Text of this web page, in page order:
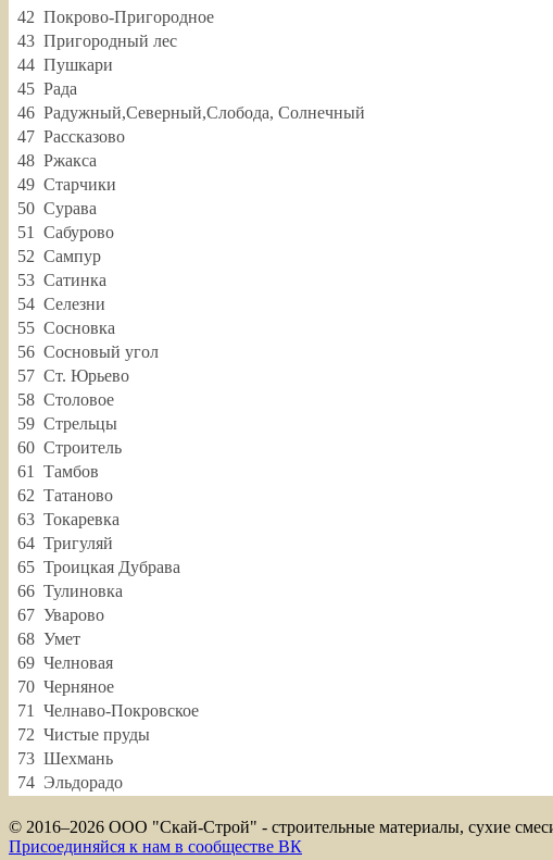
42 Покрово-Пригородное
43 Пригородный лес
44 Пушкари
45 Рада
46 Радужный,Северный,Слобода, Солнечный
47 Рассказово
48 Ржакса
49 Старчики
50 Сурава
51
Сабурово
52 Сампур
53 Сатинка
54 Селезни
55 Сосновка
56 Сосновый угол
57 Ст. Юрьево
58 Столовое
59 Стрельцы
60 Строитель
61
Тамбов
62 Татаново
63 Токаревка
64 Тригуляй
65 Троицкая Дубрава
66 Тулиновка
67 Уварово
68 Умет
69 Челновая
70 Черняное
71
Челнаво-Покровское
72 Чистые пруды
73 Шехмань
74 Эльдорадо
© 2016–2026 ООО "Скай-Строй" - строительные материалы, сухие
Присоединяйся к нам в сообществе ВК